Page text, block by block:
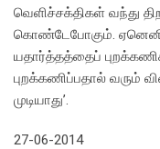
வெளிச்சக்திகள் வந்து
கொண்டேபோகும்.
யதார்த்தத்தைப்
புறக்கணிப்பதால் வரும்
முடியாது’.
27-06-2014